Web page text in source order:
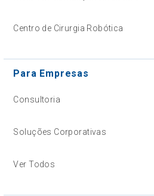
Centro de Cirurgia Robótica
Para Empresas
Consultoria
Soluções Corporativas
Ver Todos